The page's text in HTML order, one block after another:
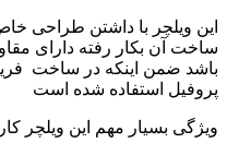
این ویلچر با داشتن طراحی
ساخت آن بکار رفته دارای
باشد ضمن اینکه در ساخت
پروفیل استفاده شده است
ویژگی بسیار مهم این ویلچر